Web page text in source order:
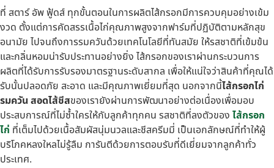
ที่ สตาร์ อัพ ฟู้ดส์ ทุกขั้นตอนในการผลิตไส้กรอกมีการควบคุมอย่างเข้ม
งวด ตั้งแต่การคัดสรรเนื้อไก่คุณภาพสูงจากฟาร์มที่ปฏิบัติตามหลักสุข
อนามัย ไปจนถึงการรมควันด้วยเทคโนโลยีที่ทันสมัย ให้รสชาติที่เข้มข้น
และกลิ่นหอมน่ารับประทานอย่างยิ่ง ไส้กรอกของเราผ่านกระบวนการ
ผลิตที่ได้รับการรับรองมาตรฐานระดับสากล เพื่อให้แน่ใจว่าสินค้าที่คุณได้
รับนั้นปลอดภัย สะอาด และมีคุณภาพเยี่ยมที่สุด นอกจากนี้ไส้กรอกไก่
รมควัน สอดไส้ชีสของเรายังผ่านการพัฒนาอย่างต่อเนื่องเพื่อมอบ
ประสบการณ์ที่ไม่ซ้ำใครให้กับลูกค้าทุกคน รสชาติที่ลงตัวของ ไส้กรอก
ไก่ ที่เต็มไปด้วยเนื้อสัมผัสนุ่มนวลและชีสครีมมี่ เป็นเอกลักษณ์ที่ทำให้ผู้
บริโภคหลงใหลไม่รู้ลืม การันตีด้วยการตอบรับที่ดีเยี่ยมจากลูกค้าทั่ว
ประเทศ.